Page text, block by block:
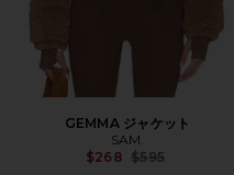
GEMMA ジャケット
SAM.
$268 Previous price:
$595